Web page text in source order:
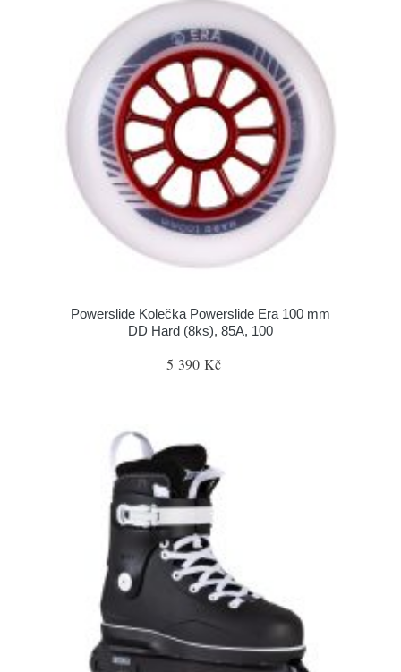
Powerslide Kolečka Powerslide Era 100 mm
DD Hard (8ks), 85A, 100
5 390 Kč